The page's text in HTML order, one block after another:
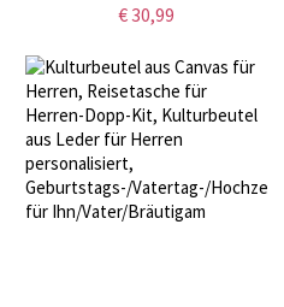
Haar-Accessoires-Reisetasche,
die ein Friseur-Must-Haves haben
muss
€ 30,99